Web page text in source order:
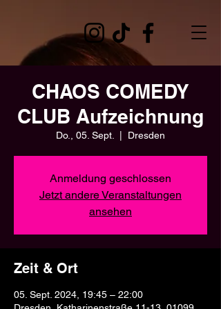
CHAOS COMEDY
CLUB Aufzeichnung
Do., 05. Sept. Dresden
Anmeldung geschlossen
Jetzt andere Veranstaltungen
ansehen
Zeit & Ort
05. Sept. 2024, 19:45 – 22:00